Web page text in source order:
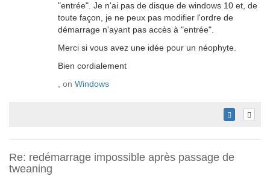
"entrée". Je n'ai pas de disque de windows 10 et, de
toute façon, je ne peux pas modifier l'ordre de
démarrage n'ayant pas accès à "entrée".
Merci si vous avez une idée pour un néophyte.
Bien cordialement
, on Windows
Re: redémarrage impossible après passage de
tweaning